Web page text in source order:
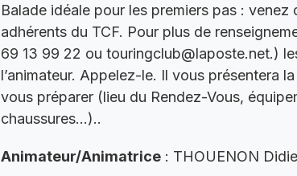
Balade idéale pour les premiers pas :
adhérents du TCF. Pour plus de
69 13 99 22 ou touringclub@laposte.net.)
l’animateur. Appelez-le. Il vous présentera
vous préparer (lieu du Rendez-Vous,
chaussures…)..
Animateur/Animatrice : THOUENON